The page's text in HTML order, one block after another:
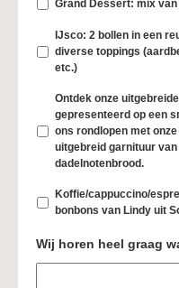
Grand Dessert: mix
IJsco: 2 bollen in een
diverse toppings
etc.)
Ontdek onze
gepresenteerd op een
ons rondlopen met
uitgebreid garnituur
dadelnotenbrood.
Koffie/cappuccino/
bonbons van Lindy uit
Wij horen heel graag